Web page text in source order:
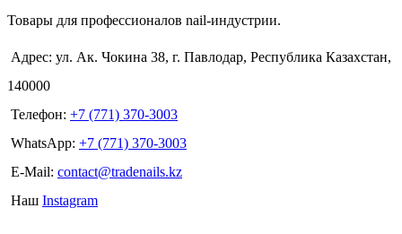
Товары для профессионалов nail-индустрии.
Адрес: ул. Ак. Чокина 38, г. Павлодар, Республика Казахстан,
140000
Телефон: +7 (771) 370-3003
WhatsApp: +7 (771) 370-3003
E-Mail: contact@tradenails.kz
Наш Instagram